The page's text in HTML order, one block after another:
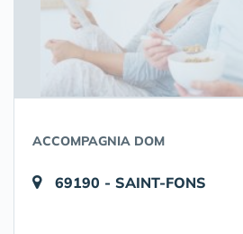
ACCOMPAGNIA DOM
69190 - SAINT-FONS